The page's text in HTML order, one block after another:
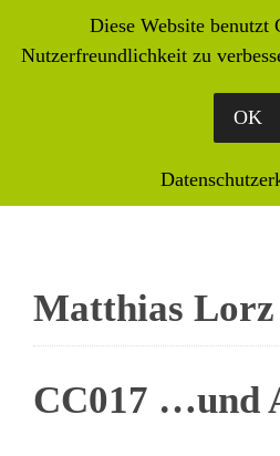
Matthias Lorz
CC017 …und
Diese Website benutzt
Nutzerfreundlichkeit zu
OK